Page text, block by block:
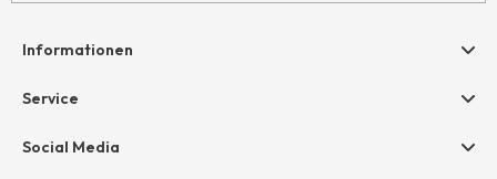
Informationen
Hilfe & Kontakt
AGB
Service
Geschenkgutscheine
Social Media